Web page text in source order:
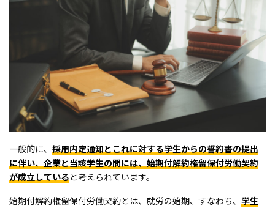
一般的に、 採用内定通知とこれに対する学生からの誓約書の提出
に伴い、企業と当該学生の間には、始期付解約権留保付労働契約
が成立していると考えられています。
始期付解約権留保付労働契約とは、就労の始期、すなわち、 学生